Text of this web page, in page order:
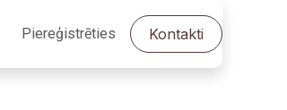
Piereģistrēties Kontakti